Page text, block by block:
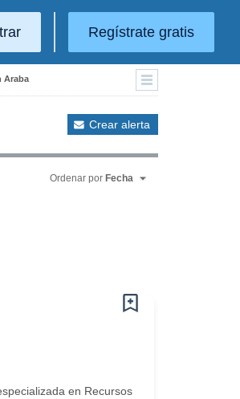
Regístrate gratis
Araba
Crear alerta
Ordenar por Fecha
en Recursos